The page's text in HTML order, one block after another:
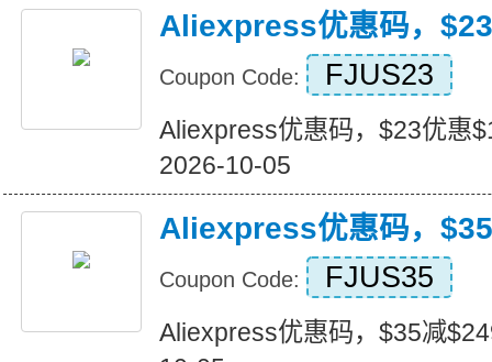
Aliexpress优惠码，
Coupon Code: FJUS23
Aliexpress优惠码，$23优惠
2026-10-05
Aliexpress优惠码，
Coupon Code: FJUS35
Aliexpress优惠码，$35减